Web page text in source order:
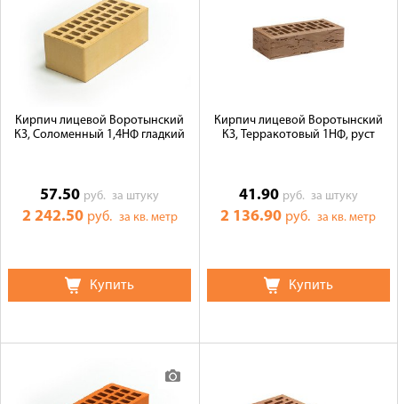
Кирпич лицевой Воротынский
КЗ, Соломенный 1,4НФ гладкий
57.50 руб.за штуку
2 242.50 руб. за кв. метр
Купить
Кирпич лицевой Воротынский
КЗ, Терракотовый 1НФ, руст
41.90 руб. за штуку
2 136.90 руб.за кв. метр
Купить